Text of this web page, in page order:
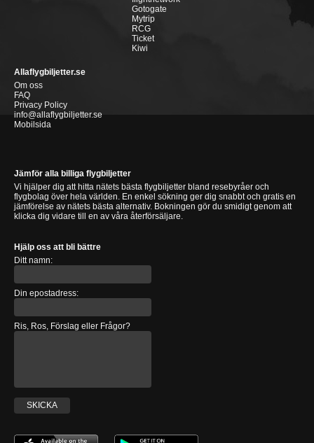
Gotogate
Mytrip
RCG
Ticket
Kiwi
Allaflygbiljetter.se
Om oss
FAQ
Privacy Policy
info@allaflygbiljetter.se
Mobilsida
Jämför alla billiga flygbiljetter
Vi hjälper dig att hitta nätets bästa flygbiljetter bland resebyråer och
flygbolag över hela världen. En enkel sökning ger dig snabbt och gratis en
jämförelse av nätets bästa alternativ. Bokningen gör du smidigt genom att
klicka dig vidare till en av våra återförsäljare.
Hjälp oss att bli bättre
Ditt namn:
Din epostadress:
Ris, Ros, Förslag eller Frågor?
SKICKA